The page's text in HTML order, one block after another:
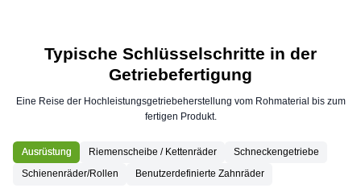
Typische Schlüsselschritte in der
Getriebefertigung
Eine Reise der Hochleistungsgetriebeherstellung vom Rohmaterial bis zum
fertigen Produkt.
Ausrüstung Riemenscheibe / Kettenräder
Schneckengetriebe
Schienenräder/Rollen
Benutzerdefinierte Zahnräder